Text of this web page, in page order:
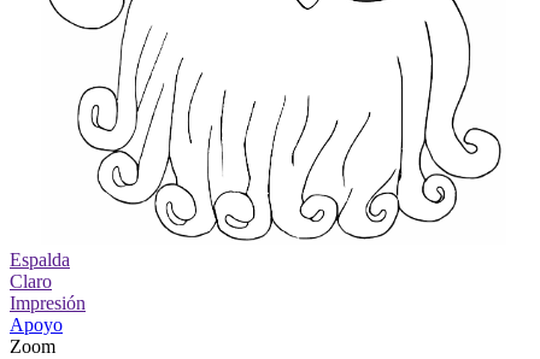
Espalda
Claro
Impresión
Apoyo
Zoom